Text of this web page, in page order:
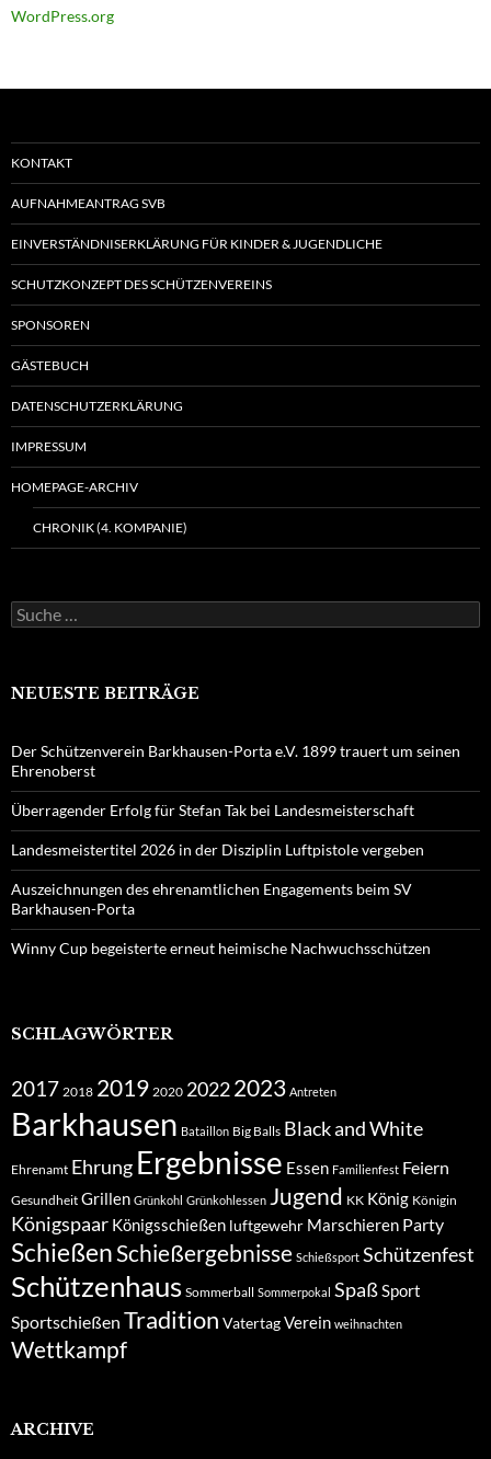
WordPress.org
KONTAKT
AUFNAHMEANTRAG SVB
EINVERSTÄNDNISERKLÄRUNG FÜR KINDER & JUGENDLICHE
SCHUTZKONZEPT DES SCHÜTZENVEREINS
SPONSOREN
GÄSTEBUCH
DATENSCHUTZERKLÄRUNG
IMPRESSUM
HOMEPAGE-ARCHIV
CHRONIK (4. KOMPANIE)
Suche
nach:
NEUESTE BEITRÄGE
Der Schützenverein Barkhausen-Porta e.V. 1899 trauert um seinen
Ehrenoberst
Überragender Erfolg für Stefan Tak bei Landesmeisterschaft
Landesmeistertitel 2026 in der Disziplin Luftpistole vergeben
Auszeichnungen des ehrenamtlichen Engagements beim SV
Barkhausen-Porta
Winny Cup begeisterte erneut heimische Nachwuchsschützen
SCHLAGWÖRTER
2017 2018 2019 2020 20222023 Antreten
Barkhausen Bataillon Big Balls Black and White
Ehrenamt Ehrung Ergebnisse Essen Familienfest Feiern
Gesundheit Grillen Grünkohl Grünkohlessen Jugend KK König Königin
Königspaar Königsschießen luftgewehr Marschieren Party
SchießenSchießergebnisse Schießsport Schützenfest
Schützenhaus Sommerball Sommerpokal SpaßSport
Sportschießen Tradition VatertagVerein weihnachten
Wettkampf
ARCHIVE